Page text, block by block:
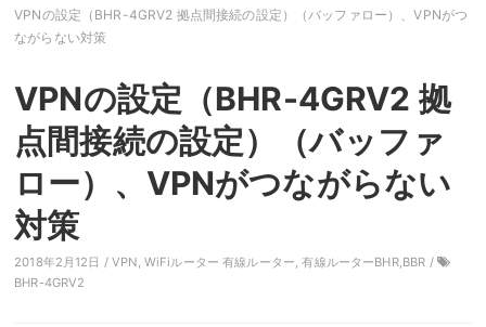
VPNの設定（BHR-4GRV2 拠点間接続の設定）（バッファロー）、VPNがつ
ながらない対策
VPNの設定（BHR-4GRV2 拠
点間接続の設定）（バッファ
ロー）、VPNがつながらない
対策
2018年2月12日 /VPN, WiFiルーター 有線ルーター,有線ルーターBHR,BBR /
BHR-4GRV2